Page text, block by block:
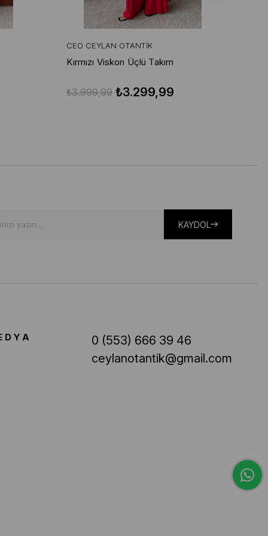
CEO CEYLAN OTANTIK
Kırmızı Viskon Üçlü Takım
₺3.299,99
₺3.999,99
KAYDOL
0 (553) 666 39 46
ceylanotantik@gmail.com